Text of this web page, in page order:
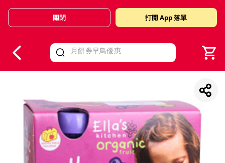
Valid Until 30 June 2026
關閉 打開 App 落單